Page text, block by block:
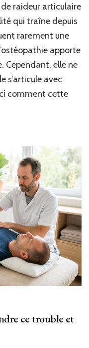
et
perte
mobilité :
comment
l’ostéopathie
s’intègre
dans
une
raideur articulaire
qui traîne depuis
rarement une
apporte
Cependant, elle ne
s’articule avec
comment cette
ce trouble et